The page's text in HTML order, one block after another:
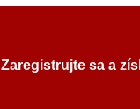
Zaregistrujte sa a